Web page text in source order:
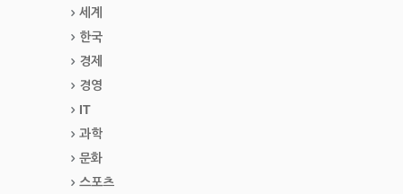
세계
한국
경제
경영
IT
과학
문화
스포츠